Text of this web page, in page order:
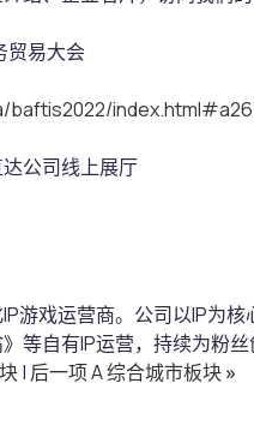
贸易大会
公司线上展厅
游戏运营商。公司以IP为
等自有IP运营，持续为粉
| 后一项 A 综合城市板块»